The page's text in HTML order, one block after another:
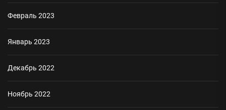
Февраль 2023
Январь 2023
Декабрь 2022
Ноябрь 2022